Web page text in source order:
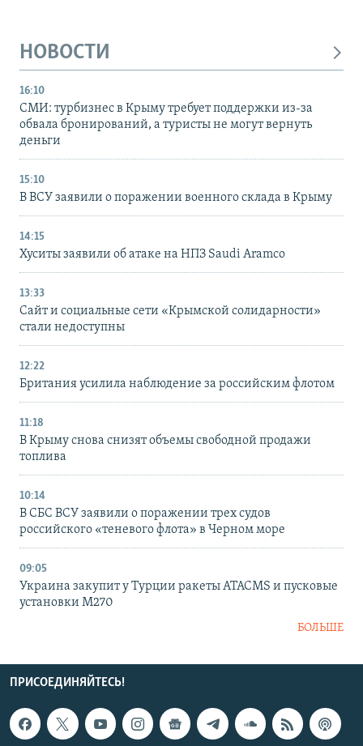
НОВОСТИ
16:10
СМИ: турбизнес в Крыму требует поддержки из-за
обвала бронирований, а туристы не могут вернуть
деньги
15:10
В ВСУ заявили о поражении военного склада в Крыму
14:15
Хуситы заявили об атаке на НПЗ Saudi Aramco
13:33
Сайт и социальные сети «Крымской солидарности»
стали недоступны
12:22
Британия усилила наблюдение за российским флотом
11:18
В Крыму снова снизят объемы свободной продажи
топлива
10:14
В СБС ВСУ заявили о поражении трех судов
российского «теневого флота» в Черном море
09:05
Украина закупит у Турции ракеты ATACMS и пусковые
установки M270
БОЛЬШЕ
ПРИСОЕДИНЯЙТЕСЬ!